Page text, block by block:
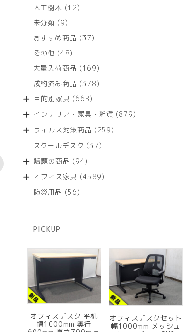
人工樹木
1212
商
未分類 99
の
商
おすすめ商品 3737
商
その他 4848
の
商
大量入荷商品 169169
の
成約済み商品 378378
商
目的別家具 668668
の
商
インテリア・家具・雑貨 879879
ウィルス対策商品 259259
スクールデスク 3737
商
話題の商品 9494
の
オフィス家具 45894589
防災用品 5656
PICKUP
オフィスデスク 平机
幅1000mm 奥行
オフィスデスクセット
幅1000mm メッシュ